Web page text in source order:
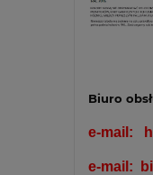
Biuro
e-mail:
e-mail: